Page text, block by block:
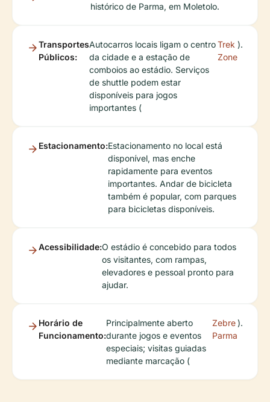
histórico de Parma, em Moletolo.
Transportes
Públicos:
Autocarros locais ligam o centro
da cidade e a estação de
comboios ao estádio. Serviços
de shuttle podem estar
disponíveis para jogos
importantes (
Trek
Zone
).
Estacionamento:Estacionamento no local está
disponível, mas enche
rapidamente para eventos
importantes. Andar de bicicleta
também é popular, com parques
para bicicletas disponíveis.
Acessibilidade:O estádio é concebido para todos
os visitantes, com rampas,
elevadores e pessoal pronto para
ajudar.
Horário de
Funcionamento:
Principalmente aberto
durante jogos e eventos
especiais; visitas guiadas
mediante marcação (
Zebre
Parma
).